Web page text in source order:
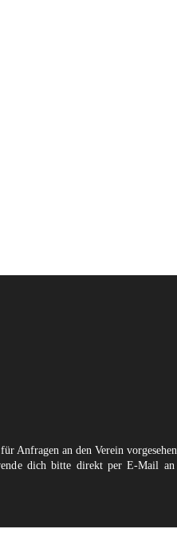
Anfragen an den Verein vorgesehen.
dich bitte direkt per E-Mail an